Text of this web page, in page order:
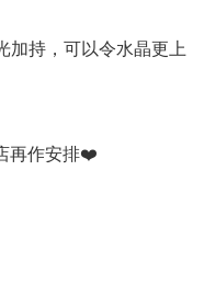
加持，可以令水晶更上
再作安排❤️